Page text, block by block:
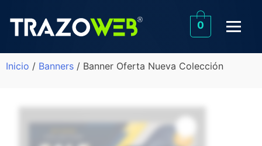
0
Inicio / Banners / Banner Oferta Nueva Colección